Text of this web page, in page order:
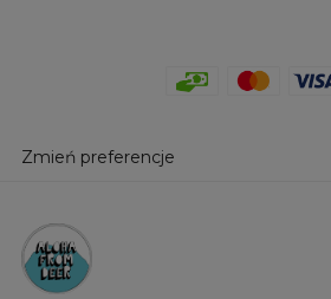
Zmień preferencje